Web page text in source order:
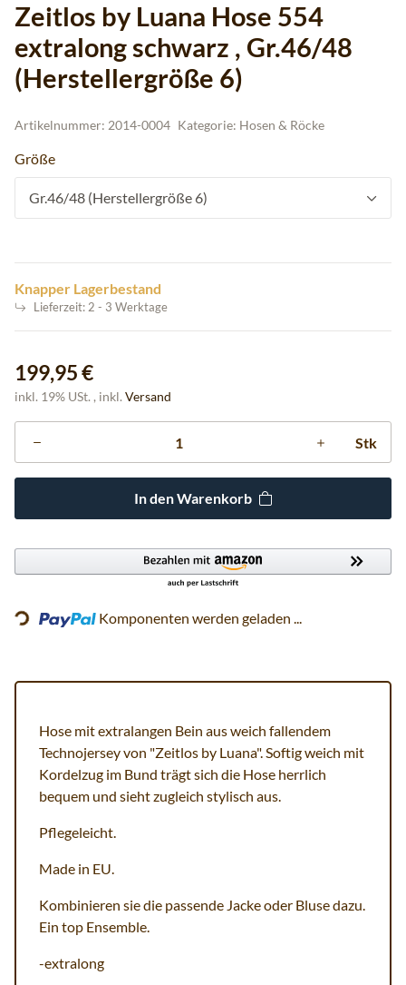
Zeitlos by Luana Hose 554
extralong schwarz , Gr.46/48
(Herstellergröße 6)
Artikelnummer: 2014-0004 Kategorie: Hosen & Röcke
Größe
Gr.46/48 (Herstellergröße 6)
Knapper Lagerbestand
Lieferzeit: 2 - 3 Werktage
199,95 €
inkl. 19% USt. , inkl. Versand
Stk
In den Warenkorb
Loading... Komponenten werden geladen ...
Hose mit extralangen Bein aus weich fallendem
Technojersey von "Zeitlos by Luana". Softig weich mit
Kordelzug im Bund trägt sich die Hose herrlich
bequem und sieht zugleich stylisch aus.
Pflegeleicht.
Made in EU.
Kombinieren sie die passende Jacke oder Bluse dazu.
Ein top Ensemble.
-extralong